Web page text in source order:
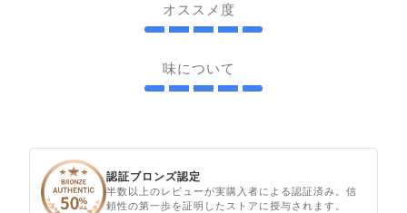
オススメ度
味について
認証ブロンズ認定
半数以上のレビューが実購入者による認証済み。信
頼性の第一歩を証明したストアに授与されます。